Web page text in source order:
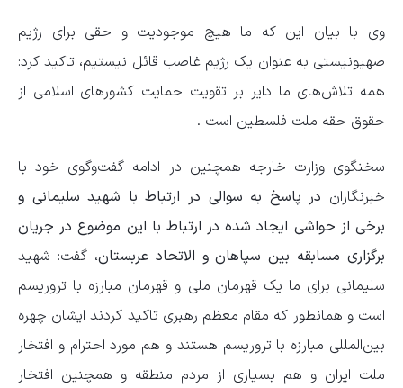
وی با بیان این که ما هیچ موجودیت و حقی برای رژیم
صهیونیستی به عنوان یک رژیم غاصب قائل نیستیم، تاکید کرد:
همه تلاش‌های ما دایر بر تقویت حمایت کشورهای اسلامی از
حقوق حقه ملت فلسطین است .
سخنگوی وزارت خارجه همچنین در ادامه گفت‌وگوی خود با
خبرنگاران در پاسخ به سوالی در ارتباط با شهید سلیمانی و
برخی از حواشی ایجاد شده در ارتباط با این موضوع در جریان
برگزاری مسابقه بین سپاهان و الاتحاد عربستان،گفت: شهید
سلیمانی برای ما یک قهرمان ملی و قهرمان مبارزه با تروریسم
است و همانطور که مقام معظم رهبری تاکید کردند ایشان چهره
بین‌المللی مبارزه با تروریسم هستند و هم مورد احترام و افتخار
ملت ایران و هم بسیاری از مردم منطقه و همچنین افتخار